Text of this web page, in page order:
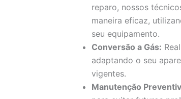
reparo, nossos
maneira eficaz,
seu equipamento.
Conversão a Gás:
adaptando o seu
vigentes.
Manutenção